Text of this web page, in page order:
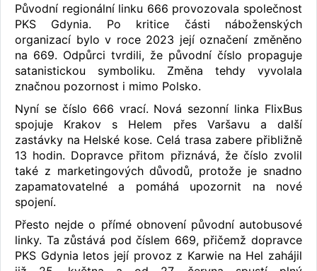
Původní regionální linku 666 provozovala společnost
PKS Gdynia. Po kritice části náboženských
organizací bylo v roce 2023 její označení změněno
na 669. Odpůrci tvrdili, že původní číslo propaguje
satanistickou symboliku. Změna tehdy vyvolala
značnou pozornost i mimo Polsko.
Nyní se číslo 666 vrací. Nová sezonní linka FlixBus
spojuje Krakov s Helem přes Varšavu a další
zastávky na Helské kose. Celá trasa zabere přibližně
13 hodin. Dopravce přitom přiznává, že číslo zvolil
také z marketingových důvodů, protože je snadno
zapamatovatelné a pomáhá upozornit na nové
spojení.
Přesto nejde o přímé obnovení původní autobusové
linky. Ta zůstává pod číslem 669, přičemž dopravce
PKS Gdynia letos její provoz z Karwie na Hel zahájil